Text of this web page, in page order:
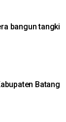
bangun tangki
Batang